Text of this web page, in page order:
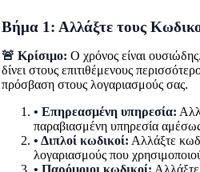
Βήμα 1: Αλλάξτε τους
🚨 Κρίσιμο: Ο χρόνος είναι
δίνει στους επιτιθέμενους
πρόσβαση στους λογαριασμούς σας.
• Επηρεασμένη υπηρεσία:
παραβιασμένη υπηρεσία
• Διπλοί κωδικοί: Αλλάξτε
λογαριασμούς που
• Παρόμοιοι κωδικοί: Αλλάξτε